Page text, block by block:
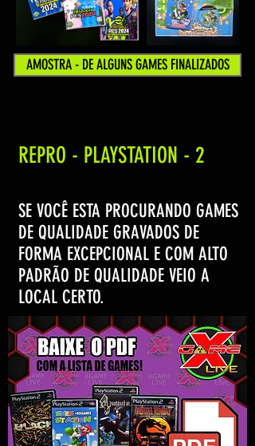
AMOSTRA - DE ALGUNS GAMES FINALIZADOS
REPRO - PLAYSTATION - 2
SE VOCÊ ESTA PROCURANDO GAMES
DE QUALIDADE GRAVADOS DE
FORMA EXCEPCIONAL E COM ALTO
PADRÃO DE QUALIDADE VEIO A
LOCAL CERTO.